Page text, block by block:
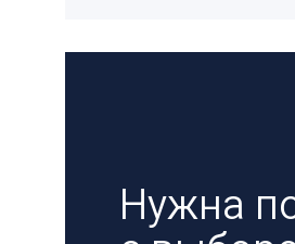
Нужна